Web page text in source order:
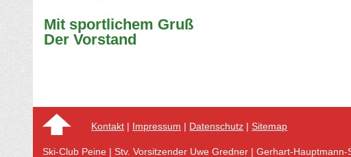
Mit sportlichem Gruß
Der Vorstand
Kontakt | Impressum | Datenschutz |Sitemap
Ski-Club Peine | Stv. Vorsitzender Uwe Gredner | Gerhart-